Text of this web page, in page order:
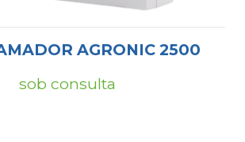
AGRONIC 2500
sob consulta